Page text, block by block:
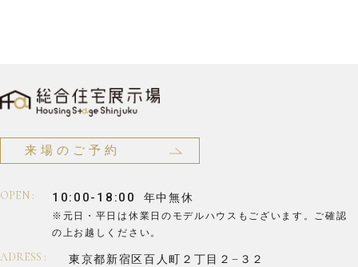
来場のご予約
OPEN : 10:00-18:00 年中無休
※元日・平日は休業日のモデルハウスもございます。 ご確認
の上お越しください。
ADRESS : 東京都新宿区百人町２丁目２−３２